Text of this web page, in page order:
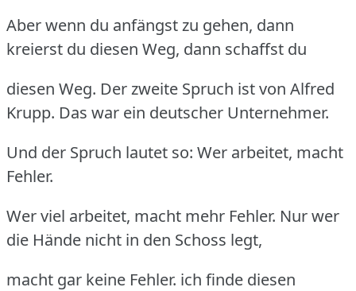
Aber wenn du anfängst zu gehen, dann
kreierst du diesen Weg, dann schaffst du
diesen Weg. Der zweite Spruch ist von Alfred
Krupp. Das war ein deutscher Unternehmer.
Und der Spruch lautet so: Wer arbeitet, macht
Fehler.
Wer viel arbeitet, macht mehr Fehler. Nur wer
die Hände nicht in den Schoss legt,
macht gar keine Fehler. ich finde diesen